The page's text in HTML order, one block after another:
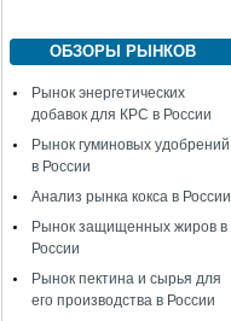
ОБЗОРЫ РЫНКОВ
Рынок энергетических
добавок для КРС в России
Рынок гуминовых удобрений
в России
Анализ рынка кокса в России
Рынок защищенных жиров в
России
Рынок пектина и сырья для
его производства в России